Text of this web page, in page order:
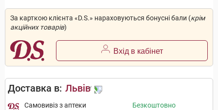
За карткою клієнта «D.S.» нараховуються бонусні бали (крім
акційних товарів)
Вхід в кабінет
Доставка в: Львів
Самовивіз з аптеки Безкоштовно